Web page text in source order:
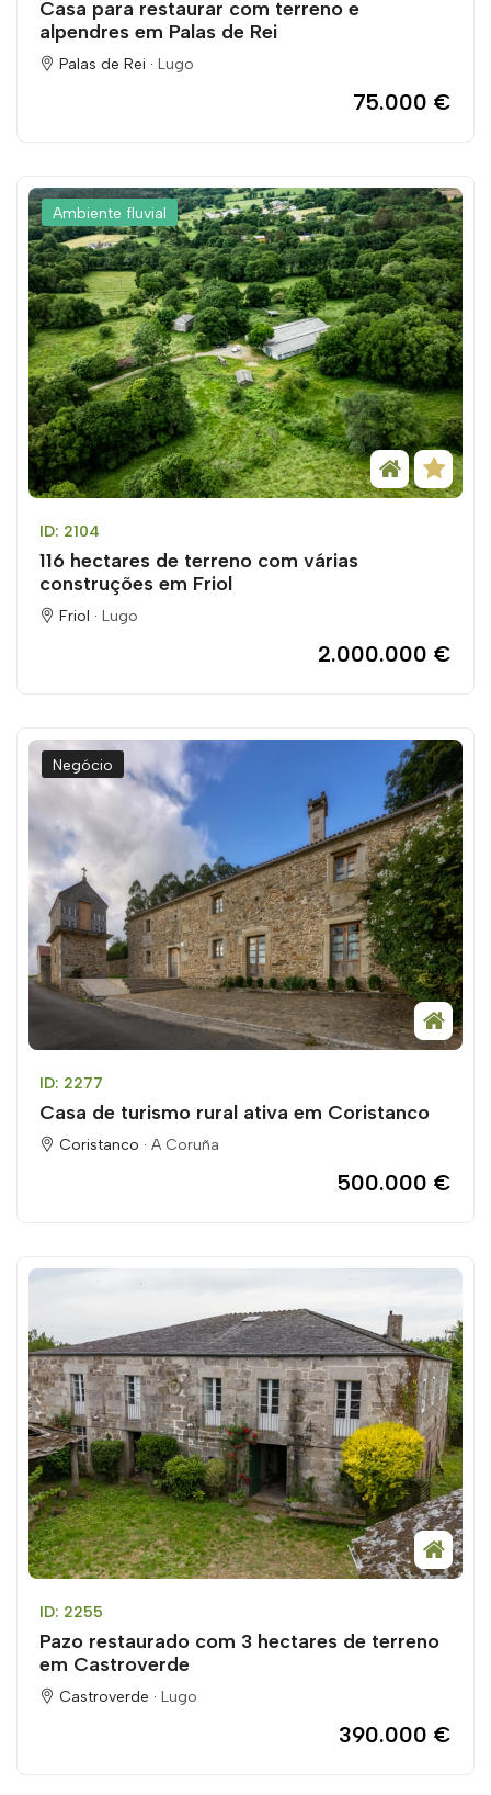
Casa para restaurar com terreno e
alpendres em Palas de Rei
Palas de Rei · Lugo
75.000 €
Ambiente fluvial
ID: 2104
116 hectares de terreno com várias
construções em Friol
Friol · Lugo
2.000.000 €
Negócio
ID: 2277
Casa de turismo rural ativa em Coristanco
Coristanco · A Coruña
500.000 €
ID: 2255
Pazo restaurado com 3 hectares de terreno
em Castroverde
Castroverde · Lugo
390.000 €